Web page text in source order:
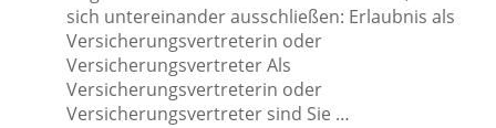
sich untereinander ausschließen: Erlaubnis als
Versicherungsvertreterin oder
Versicherungsvertreter Als
Versicherungsvertreterin oder
Versicherungsvertreter sind Sie …